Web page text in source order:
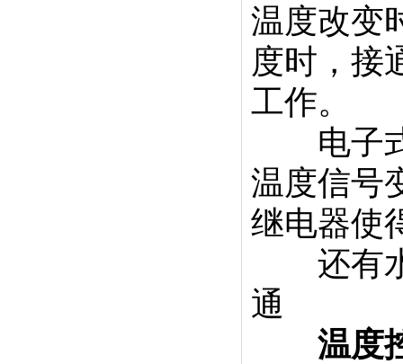
温度改变
度时，接
工作。
电子式
温度信号
继电器使
还有水
通
温度控